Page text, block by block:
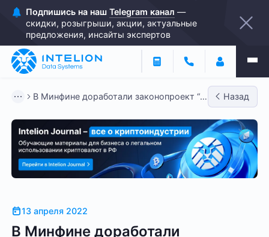
Подпишись на наш Telegram канал —
скидки, розыгрыши, акции, актуальные
предложения, инсайты экспертов
В Минфине доработали законопроект “О
Назад
13 апреля 2022
В Минфине доработали